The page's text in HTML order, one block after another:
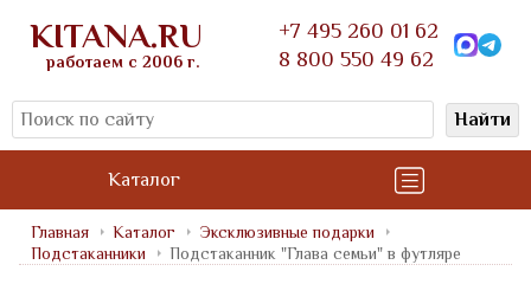
KITANA.RU
работаем с 2006 г.
+7 495 260 01 62
8 800 550 49 62
Найти
Каталог
Главная Каталог
Эксклюзивные подарки
Подстаканники
Подстаканник "Глава семьи" в футляре